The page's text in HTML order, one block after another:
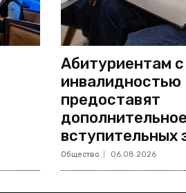
Абитуриентам с
инвалидностью
предоставят
вступительных
Общество 06.08.2026